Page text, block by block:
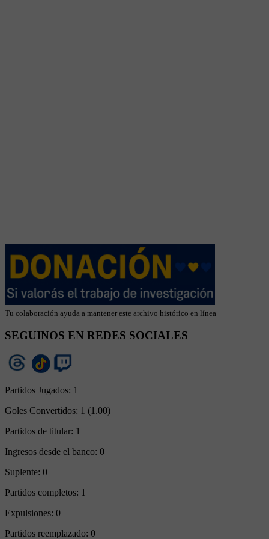
Tu colaboración ayuda a mantener este archivo histórico en línea
SEGUINOS EN REDES SOCIALES
Partidos Jugados: 1
Goles Convertidos: 1 (1.00)
Partidos de titular: 1
Ingresos desde el banco: 0
Suplente: 0
Partidos completos: 1
Expulsiones: 0
Partidos reemplazado: 0